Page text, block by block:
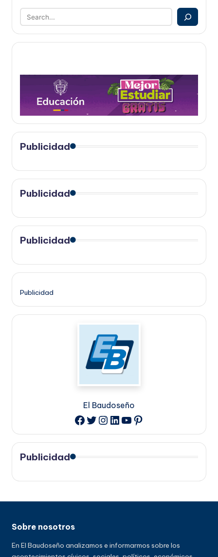
Publicidad
Publicidad
Publicidad
Publicidad
El Baudoseño
Facebook
Twitter
Instagram
LinkedIn
YouTube
Pinterest
Publicidad
Sobre nosotros
En El Baudoseño analizamos e informarmos sobre los